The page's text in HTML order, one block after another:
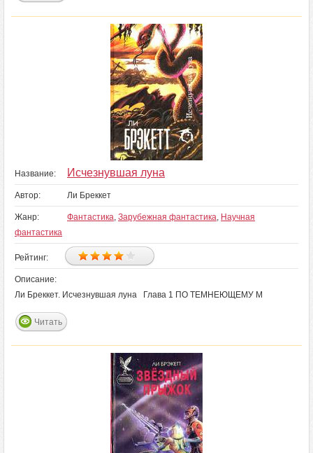
Название: Исчезнувшая луна
Автор: Ли Бреккет
Жанр: Фантастика, Зарубежная фантастика, Научная
фантастика
Рейтинг:
Описание:
Ли Бреккет. Исчезнувшая луна Глава 1 ПО ТЕМНЕЮЩЕМУ М
Читать